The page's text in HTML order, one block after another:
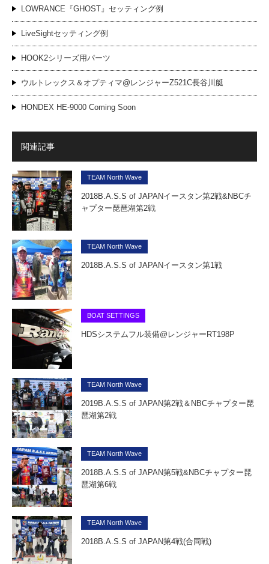
LOWRANCE『GHOST』セッティング例
LiveSightセッティング例
HOOK2シリーズ用パーツ
ウルトレックス＆オプティマ@レンジャーZ521C長谷川艇
HONDEX HE-9000 Coming Soon
関連記事
TEAM North Wave
2018B.A.S.S of JAPANイースタン第2戦&NBCチ
ャプター琵琶湖第2戦
TEAM North Wave
2018B.A.S.S of JAPANイースタン第1戦
BOAT SETTINGS
HDSシステムフル装備@レンジャーRT198P
TEAM North Wave
2019B.A.S.S of JAPAN第2戦＆NBCチャプター琵
琶湖第2戦
TEAM North Wave
2018B.A.S.S of JAPAN第5戦&NBCチャプター琵
琶湖第6戦
TEAM North Wave
2018B.A.S.S of JAPAN第4戦(合同戦)